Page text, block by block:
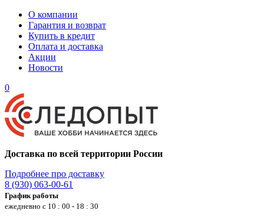
О компании
Гарантия и возврат
Купить в кредит
Оплата и доставка
Акции
Новости
0
Доставка по всей территории России
Подробнее про доставку
8 (930) 063-00-61
График работы
ежедневно с 10 : 00 - 18 : 30